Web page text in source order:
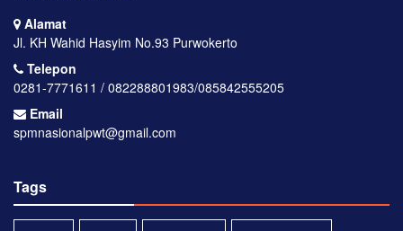
Alamat
Jl. KH Wahid Hasyim No.93 Purwokerto
Telepon
0281-7771611 / 082288801983/085842555205
Email
spmnasionalpwt@gmail.com
Tags